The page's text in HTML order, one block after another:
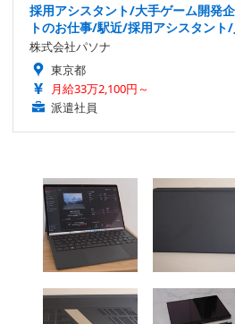
採用アシスタント/大手ゲーム開発
トのお仕事/駅近/採用アシスタント
株式会社パソナ
東京都
月給33万2,100円～
派遣社員